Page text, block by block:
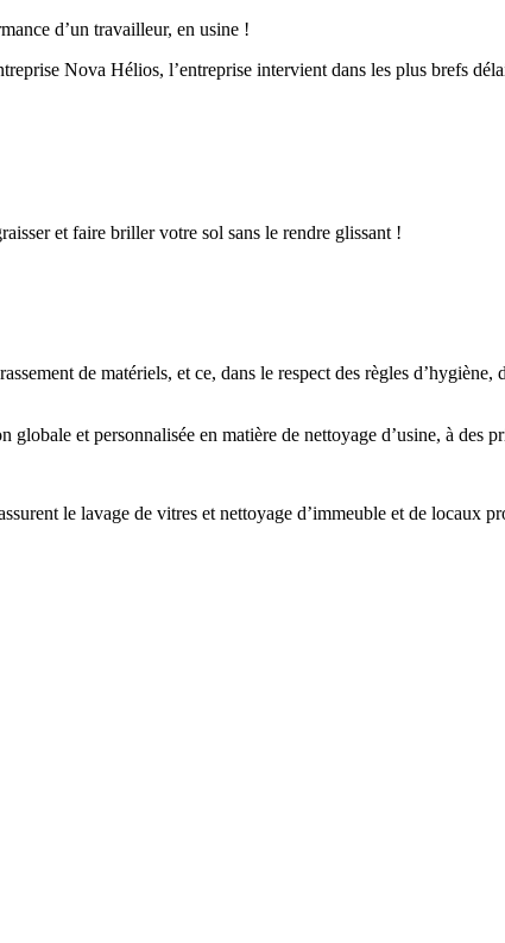
d’un travailleur, en usine !
Nova Hélios, l’entreprise intervient dans les plus brefs
et faire briller votre sol sans le rendre glissant !
de matériels, et ce, dans le respect des règles
et personnalisée en matière de nettoyage d’usine, à des
le lavage de vitres et nettoyage d’immeuble et de locaux